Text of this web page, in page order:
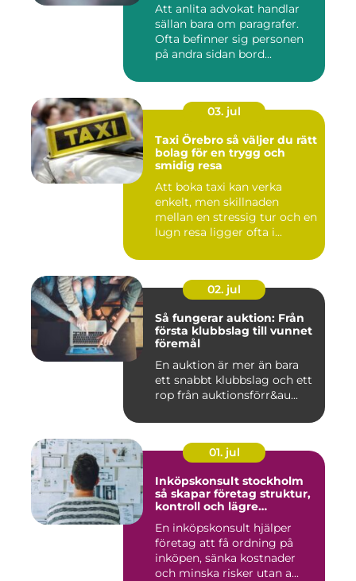
Att anlita advokat handlar
sällan bara om paragrafer.
Ofta befinner sig personen
på andra sidan bord...
03. jul
Taxi Örebro så väljer du rätt
bolag för en trygg och
smidig resa
Att boka taxi kan verka
enkelt, men skillnaden
mellan en stressig tur och en
lugn resa ligger ofta i...
02. jul
Så fungerar auktion: Från
första klubbslag till vunnet
föremål
En auktion är mer än bara
ett snabbt klubbslag och ett
rop från auktionsförr&au...
01. jul
Inköpskonsult stockholm
så skapar företag struktur,
kontroll och lägre
En inköpskonsult hjälper
företag att få ordning på
inköpen, sänka kostnader
och minska risker utan a...